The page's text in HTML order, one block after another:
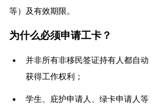
等）及有效期限。
为什么必须申请工卡？
并非所有非移民签证持有人都自动
获得工作权利；
学生、庇护申请人、绿卡申请人等